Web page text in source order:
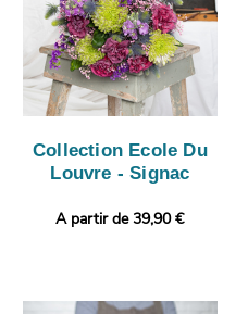
Collection Ecole Du
Louvre - Signac
A partir de 39,90 €